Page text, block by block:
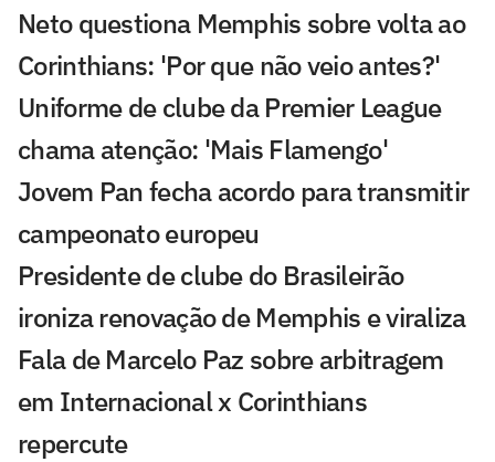
Neto questiona Memphis sobre volta ao
Corinthians: 'Por que não veio antes?'
Uniforme de clube da Premier League
chama atenção: 'Mais Flamengo'
Jovem Pan fecha acordo para transmitir
campeonato europeu
Presidente de clube do Brasileirão
ironiza renovação de Memphis e viraliza
Fala de Marcelo Paz sobre arbitragem
em Internacional x Corinthians
repercute